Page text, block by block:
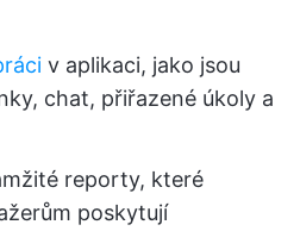
v aplikaci, jako jsou
chat, přiřazené úkoly a
reporty, které
poskytují